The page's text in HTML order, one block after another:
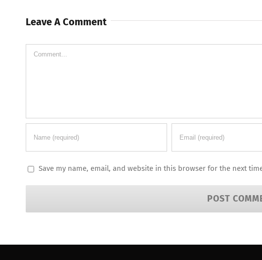
Leave A Comment
Comment
Save my name, email, and website in this browser for the next